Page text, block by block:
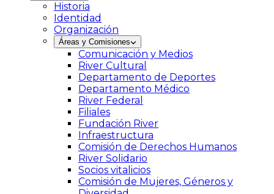
Historia
Identidad
Organización
Áreas y Comisiones
Comunicación y Medios
River Cultural
Departamento de Deportes
Departamento Médico
River Federal
Filiales
Fundación River
Infraestructura
Comisión de Derechos Humanos
River Solidario
Socios vitalicios
Comisión de Mujeres, Géneros y